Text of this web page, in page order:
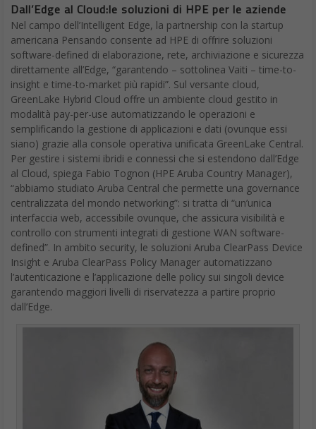
Dall’Edge al Cloud:le soluzioni di HPE per le aziende
Nel campo dell’Intelligent Edge, la partnership con la startup
americana Pensando consente ad HPE di offrire soluzioni
software-defined di elaborazione, rete, archiviazione e sicurezza
direttamente all’Edge, “garantendo – sottolinea Vaiti – time-to-
insight e time-to-market più rapidi”. Sul versante cloud,
GreenLake Hybrid Cloud offre un ambiente cloud gestito in
modalità pay-per-use automatizzando le operazioni e
semplificando la gestione di applicazioni e dati (ovunque essi
siano) grazie alla console operativa unificata GreenLake Central.
Per gestire i sistemi ibridi e connessi che si estendono dall’Edge
al Cloud, spiega Fabio Tognon (HPE Aruba Country Manager),
“abbiamo studiato Aruba Central che permette una governance
centralizzata del mondo networking”: si tratta di “un’unica
interfaccia web, accessibile ovunque, che assicura visibilità e
controllo con strumenti integrati di gestione WAN software-
defined”. In ambito security, le soluzioni Aruba ClearPass Device
Insight e Aruba ClearPass Policy Manager automatizzano
l’autenticazione e l’applicazione delle policy sui singoli device
garantendo maggiori livelli di riservatezza a partire proprio
dall’Edge.